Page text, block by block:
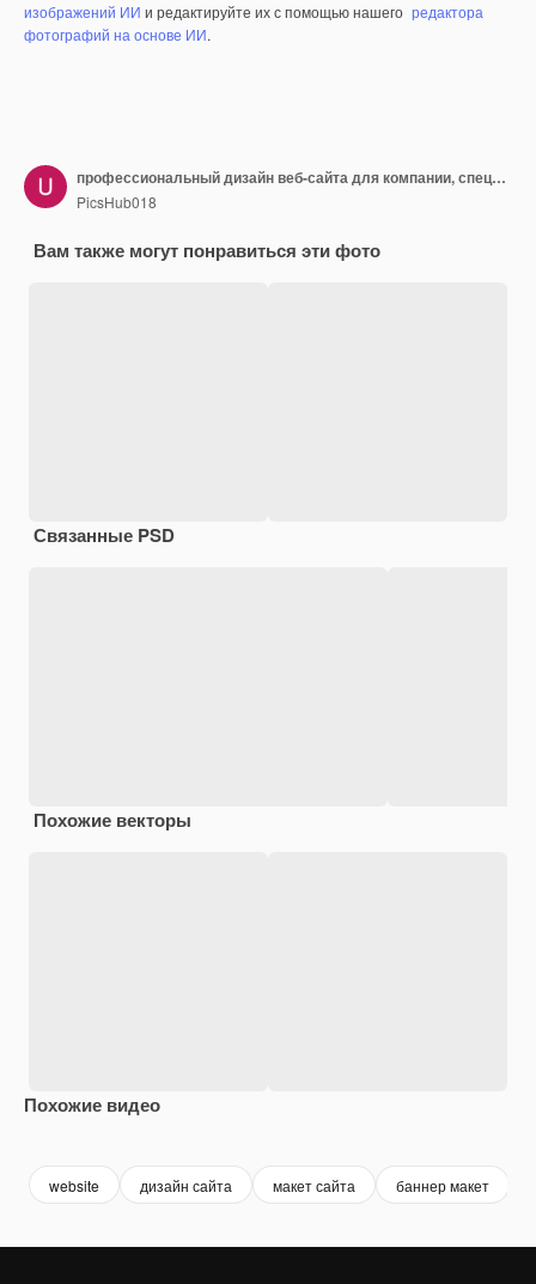
изображений ИИ и редактируйте их с помощью нашего редактора
фотографий на основе ИИ.
профессиональный дизайн веб-сайта для компании, специализирующейся на торговле золотом и криптовалютами
PicsHub018
Вам также могут понравиться эти фото
Связанные PSD
Похожие векторы
Похожие видео
website дизайн сайта макет сайта баннер макет